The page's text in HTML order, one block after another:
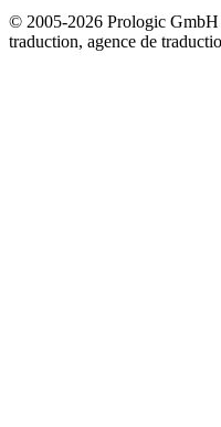
© 2005-2026 Prologic GmbH
traduction, agence de